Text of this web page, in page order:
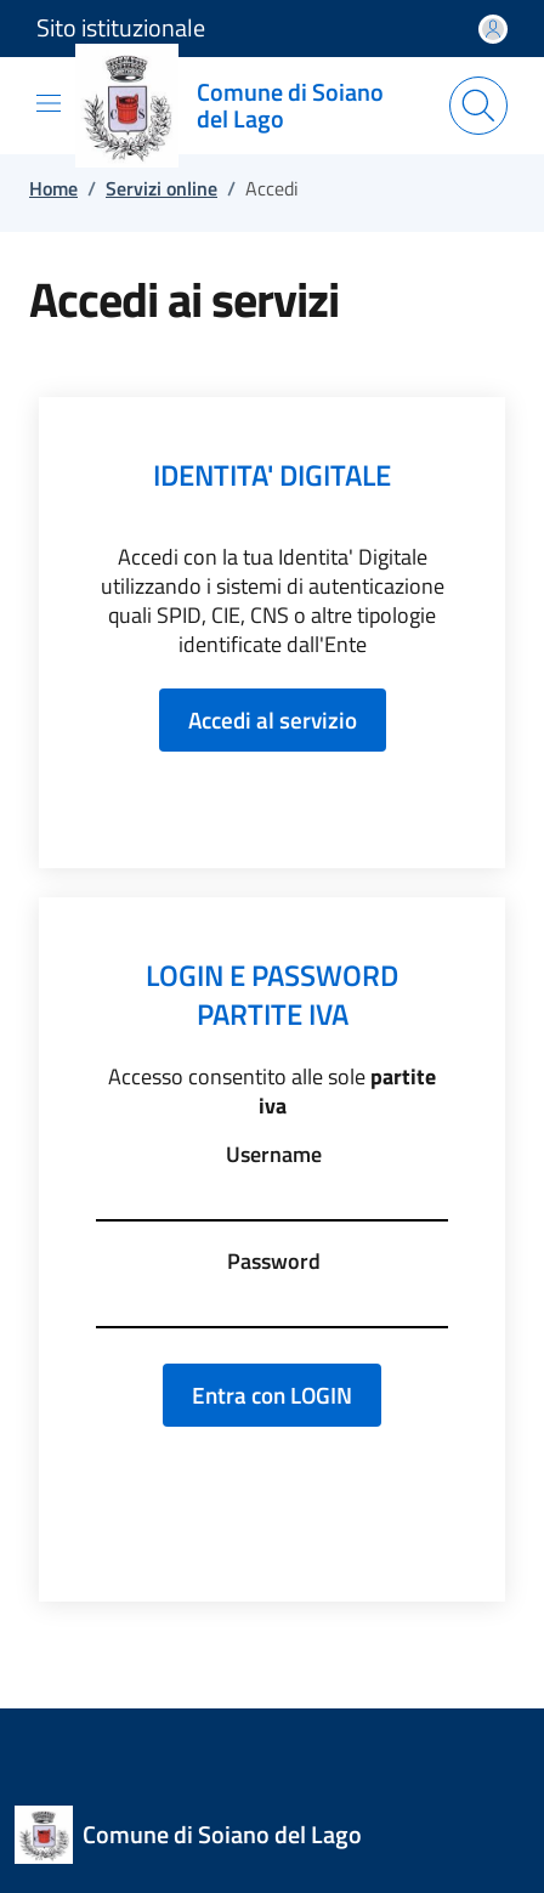
Salta e vai al contenuto
Salta e vai al footer
Sito istituzionale
Comune di Soiano
del Lago
Home / Servizi online / Accedi
Accedi ai servizi
IDENTITA' DIGITALE
Accedi con la tua Identita' Digitale
utilizzando i sistemi di autenticazione
quali SPID, CIE, CNS o altre tipologie
identificate dall'Ente
LOGIN E PASSWORD
PARTITE IVA
Accesso consentito alle solepartite
iva
Username
Password
Comune di Soiano del Lago